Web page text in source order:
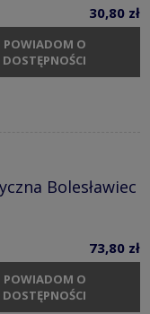
30,80 zł
POWIADOM O
DOSTĘPNOŚCI
Bolesławiec
73,80 zł
POWIADOM O
DOSTĘPNOŚCI